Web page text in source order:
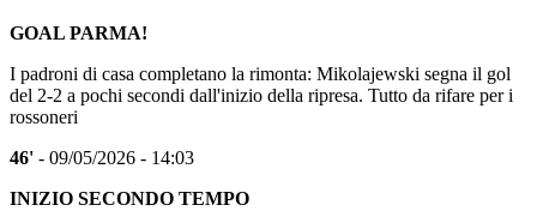
GOAL PARMA!
I padroni di casa completano la rimonta: Mikolajewski segna il gol
del 2-2 a pochi secondi dall'inizio della ripresa. Tutto da rifare per i
rossoneri
46' - 09/05/2026 - 14:03
INIZIO SECONDO TEMPO